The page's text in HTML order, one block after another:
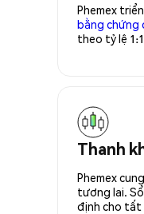
Phemex
bằng chứng
theo tỷ lệ
Thanh
Phemex
tương lai.
định cho tất